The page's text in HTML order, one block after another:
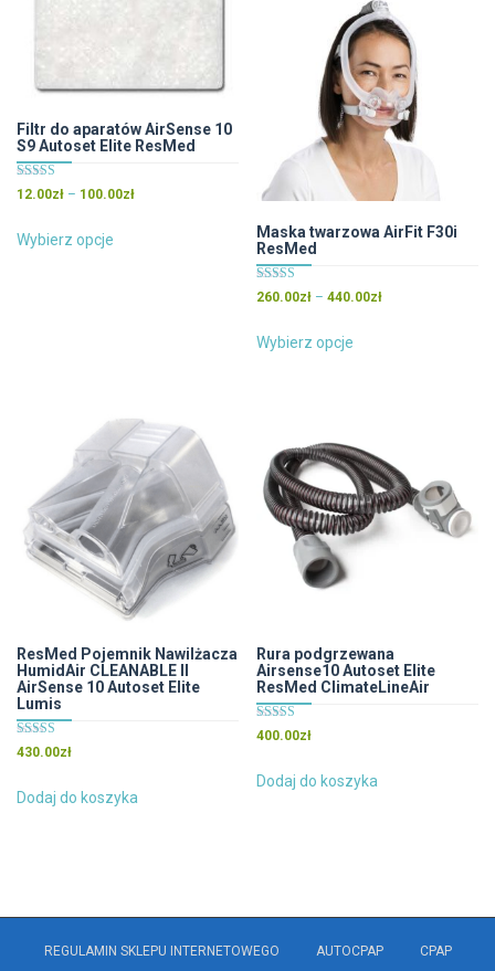
Filtr do aparatów AirSense 10
S9 Autoset Elite ResMed
Oceniono
4.71
12.00zł – 100.00złZakres
Wybierz opcje
na
stronie
produktu
Maska twarzowa AirFit F30i
ResMed
Oceniono
5.00
260.00zł – 440.00złZakres
Wybierz opcje
Opcje
można
wybrać
na
ResMed Pojemnik Nawilżacza
HumidAir CLEANABLE II
AirSense 10 Autoset Elite
Lumis
Oceniono
5.00
430.00zł
Dodaj do koszyka
Rura podgrzewana
Airsense10 Autoset Elite
ResMed ClimateLineAir
Oceniono
4.83
400.00zł
Dodaj do koszyka
REGULAMIN SKLEPU INTERNETOWEGO AUTOCPAP CPAP